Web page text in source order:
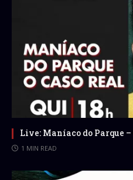
Live: Maníaco do Parque –
1 MIN READ